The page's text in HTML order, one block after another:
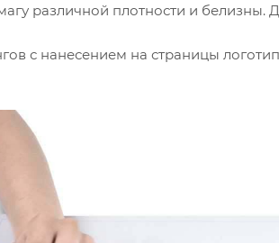
различной плотности и белизны.
с нанесением на страницы